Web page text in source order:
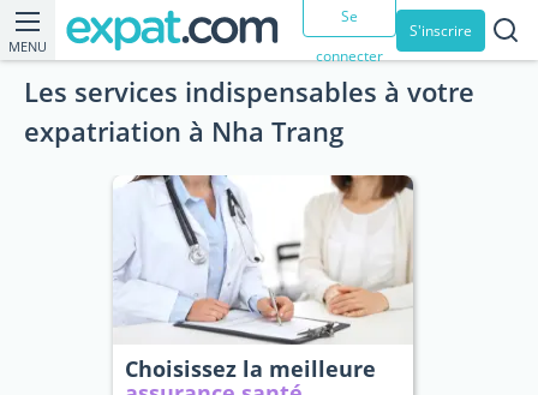
MENU
Se
connecter
S'inscrire
Les services indispensables à votre
expatriation à Nha Trang
Choisissez la meilleure